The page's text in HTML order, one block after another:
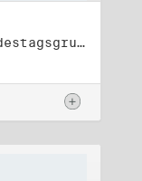
Titel: Unterlagen der Bundestagsgruppe und -fraktion Bündnis 90/Die Grünen (1)